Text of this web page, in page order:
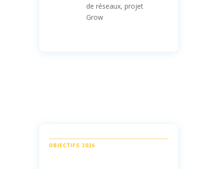
de réseaux, projet
Grow
OBJECTIFS 2026